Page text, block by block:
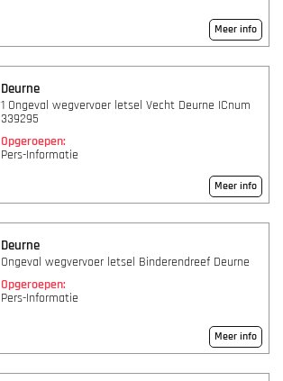
Meer info
Deurne
1 Ongeval wegvervoer letsel Vecht Deurne ICnum
339295
Opgeroepen:
Pers-Informatie
Meer info
Deurne
Ongeval wegvervoer letsel Binderendreef Deurne
Opgeroepen:
Pers-Informatie
Meer info